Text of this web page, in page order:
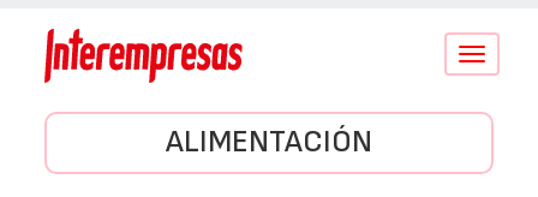
Conmutar
ALIMENTACIÓN